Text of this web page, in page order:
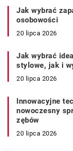
Jak wybrać
osobowości
20 lipca 2026
Jak wybrać
stylowe, jak i
20 lipca 2026
Innowacyjne
nowoczesny
zębów
20 lipca 2026